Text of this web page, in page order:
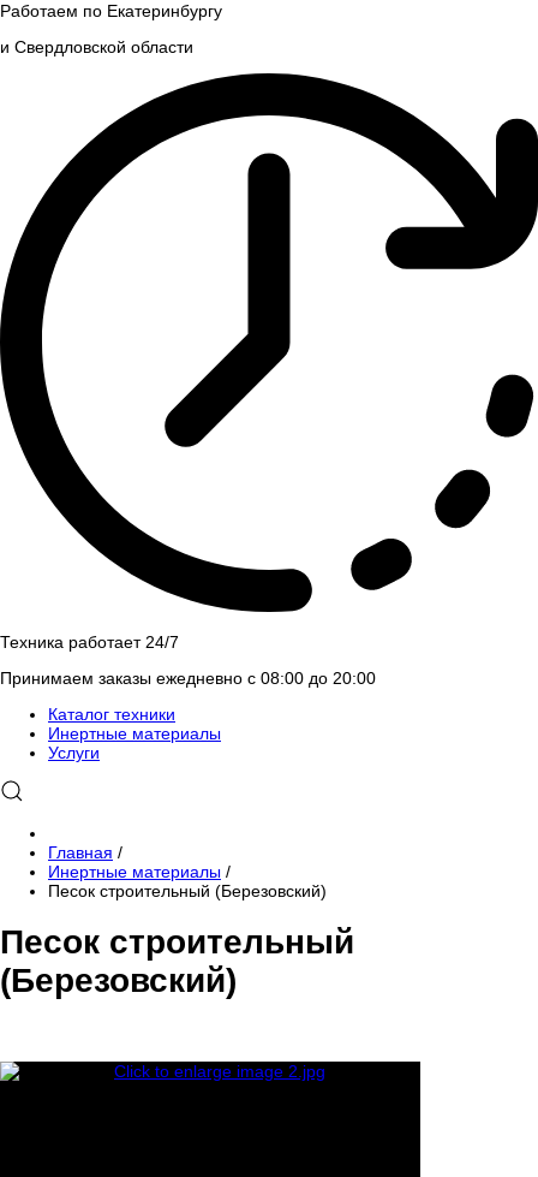
Работаем по Екатеринбургу
и Свердловской области
Техника работает 24/7
Принимаем заказы ежедневно с 08:00 до 20:00
Каталог техники
Инертные материалы
Услуги
Главная /
Инертные материалы /
Песок строительный (Березовский)
Песок строительный
(Березовский)